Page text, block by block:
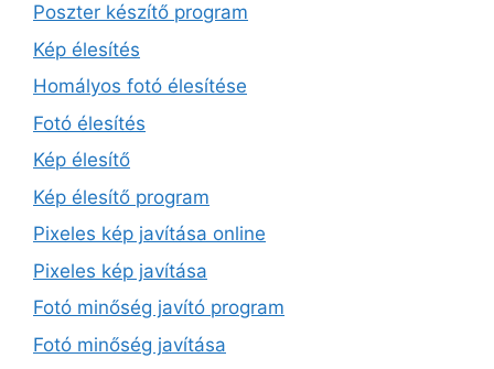
Poszter készítő program
Kép élesítés
Homályos fotó élesítése
Fotó élesítés
Kép élesítő
Kép élesítő program
Pixeles kép javítása online
Pixeles kép javítása
Fotó minőség javító program
Fotó minőség javítása